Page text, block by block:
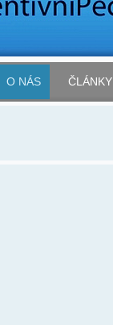
O NÁS ČLÁNKY